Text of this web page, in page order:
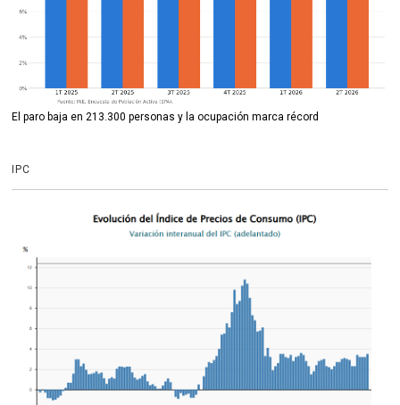
El paro baja en 213.300 personas y la ocupación marca récord
IPC